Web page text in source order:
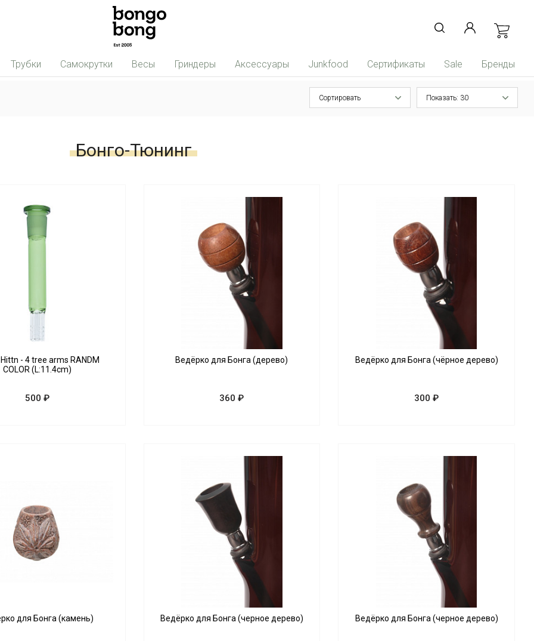
Трубки Самокрутки Весы Гриндеры Аксессуары Junkfood Сертификаты Sale Бренды
Сортировать Показать: 30
Бонго-Тюнинг
- 4 tree arms RANDM
COLOR (L:11.4cm)
500 ₽
Ведёрко для Бонга (дерево)
360 ₽
Ведёрко для Бонга (чёрное дерево)
300 ₽
для Бонга (камень) Ведёрко для Бонга (черное дерево) Ведёрко для Бонга (черное дерево)